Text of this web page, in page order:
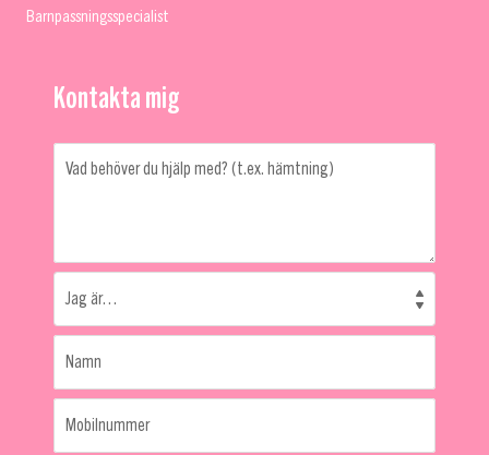
Barnpassningsspecialist
Kontakta mig
Vad behöver du hjälp med? (t.ex. hämtning)
Jag är…
Namn
Mobilnummer